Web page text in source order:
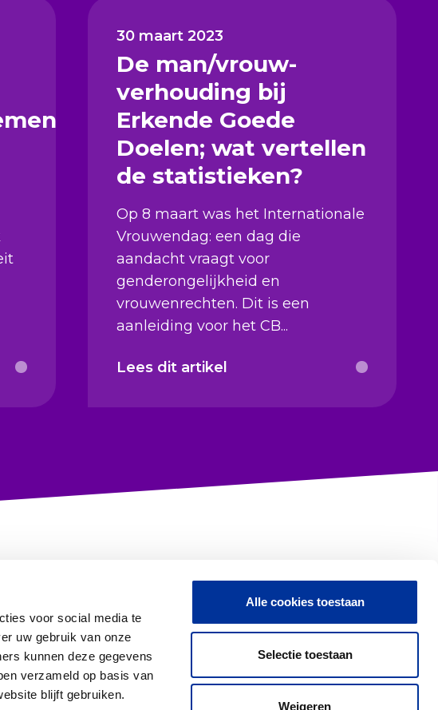
voor social media te
uw gebruik van onze
kunnen deze gegevens
verzameld op basis van
blijft gebruiken.
Alle cookies toestaan
Selectie toestaan
Weigeren
30 maart 2023
De man/vrouw-
verhouding bij
Erkende Goede
Doelen; wat vertellen
de statistieken?
Op 8 maart was het Internationale
Vrouwendag: een dag die
aandacht vraagt voor
genderongelijkheid en
vrouwenrechten. Dit is een
aanleiding voor het CB...
Lees dit artikel
Proclaimer & Privacy